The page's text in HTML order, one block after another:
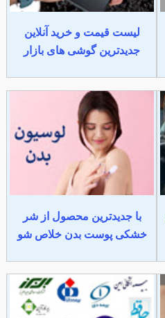
لیست قیمت و خرید آنلاین
جدیدترین گوشی های بازار
با جدیدترین محصول از شر
خشکی پوست بدن خلاص شو